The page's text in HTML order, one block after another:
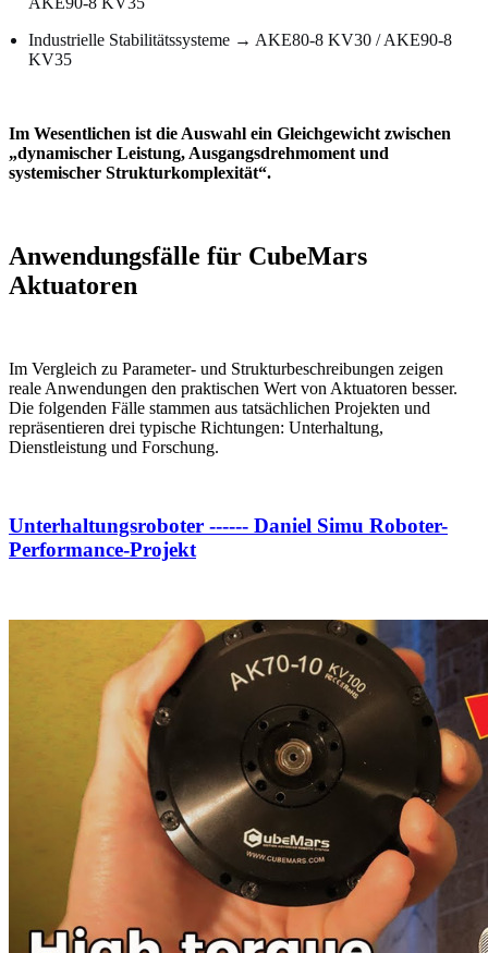
Industrielle Stabilitätssysteme → AKE80-8 KV30 / AKE90-8
KV35
Im Wesentlichen ist die Auswahl ein Gleichgewicht zwischen
„dynamischer Leistung, Ausgangsdrehmoment und
systemischer Strukturkomplexität“.
Anwendungsfälle für CubeMars
Aktuatoren
Im Vergleich zu Parameter- und Strukturbeschreibungen zeigen
reale Anwendungen den praktischen Wert von Aktuatoren besser.
Die folgenden Fälle stammen aus tatsächlichen Projekten und
repräsentieren drei typische Richtungen: Unterhaltung,
Dienstleistung und Forschung.
Unterhaltungsroboter ------ Daniel Simu Roboter-
Performance-Projekt